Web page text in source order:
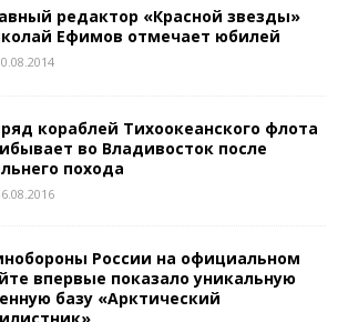
редактор «Красной звезды»
Ефимов отмечает юбилей
кораблей Тихоокеанского флота
во Владивосток после
похода
России на официальном
впервые показало уникальную
базу «Арктический